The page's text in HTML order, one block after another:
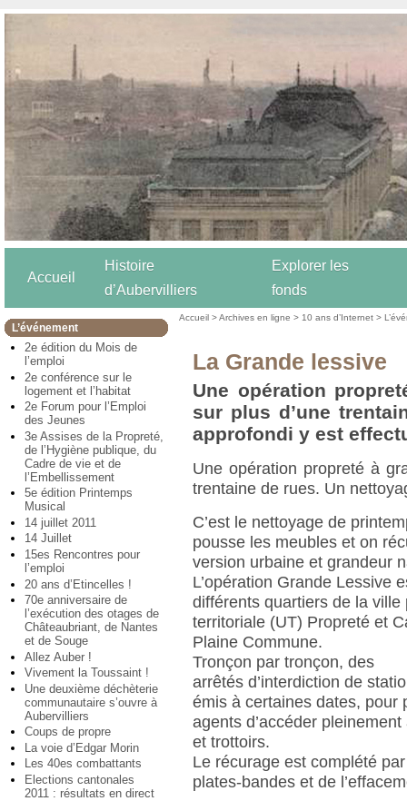
Accueil
Histoire
d’Aubervilliers
Explorer les
fonds
L’événement
2e édition du Mois de
l’emploi
2e conférence sur le
logement et l’habitat
2e Forum pour l’Emploi
des Jeunes
3e Assises de la Propreté,
de l’Hygiène publique, du
Cadre de vie et de
l’Embellissement
5e édition Printemps
Musical
14 juillet 2011
14 Juillet
15es Rencontres pour
l’emploi
20 ans d’Etincelles !
70e anniversaire de
l’exécution des otages de
Châteaubriant, de Nantes
et de Souge
Allez Auber !
Vivement la Toussaint !
Une deuxième déchèterie
communautaire s’ouvre à
Aubervilliers
Coups de propre
La voie d’Edgar Morin
Les 40es combattants
Elections cantonales
2011 : résultats en direct
Accueil >Archives en ligne > 10 ans d’Internet >
La Grande lessive
Une opération
sur plus d’une
approfondi y est
Une opération propreté à
trentaine de rues. Un
C’est le nettoyage de
pousse les meubles et on
version urbaine et grandeur
L’opération Grande Lessive
différents quartiers de la ville
territoriale (UT) Propreté et
Plaine Commune.
Tronçon par tronçon, des
arrêtés d’interdiction de
émis à certaines dates, pour
agents d’accéder
et trottoirs.
Le récurage est complété
plates-bandes et de